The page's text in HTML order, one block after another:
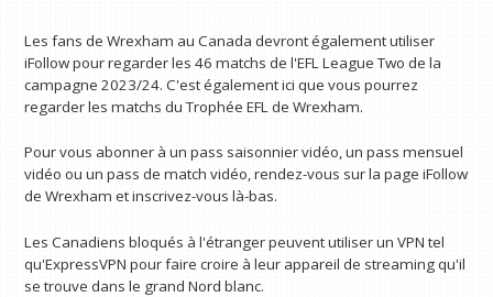
Les fans de Wrexham au Canada devront également utiliser
iFollow pour regarder les 46 matchs de l'EFL League Two de la
campagne 2023/24. C'est également ici que vous pourrez
regarder les matchs du Trophée EFL de Wrexham.
Pour vous abonner à un pass saisonnier vidéo, un pass mensuel
vidéo ou un pass de match vidéo, rendez-vous sur la page iFollow
de Wrexham et inscrivez-vous là-bas.
Les Canadiens bloqués à l'étranger peuvent utiliser un VPN tel
qu'ExpressVPN pour faire croire à leur appareil de streaming qu'il
se trouve dans le grand Nord blanc.